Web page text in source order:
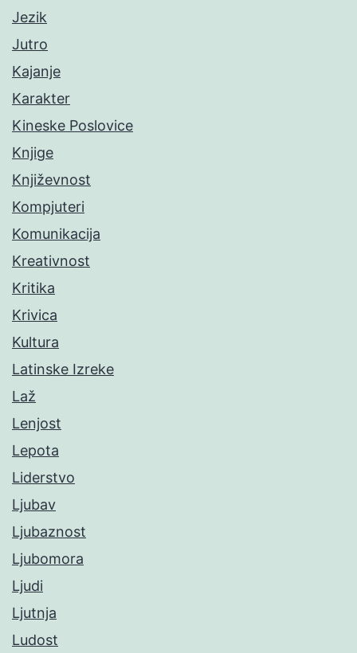
Jezik
Jutro
Kajanje
Karakter
Kineske Poslovice
Knjige
Književnost
Kompjuteri
Komunikacija
Kreativnost
Kritika
Krivica
Kultura
Latinske Izreke
Laž
Lenjost
Lepota
Liderstvo
Ljubav
Ljubaznost
Ljubomora
Ljudi
Ljutnja
Ludost